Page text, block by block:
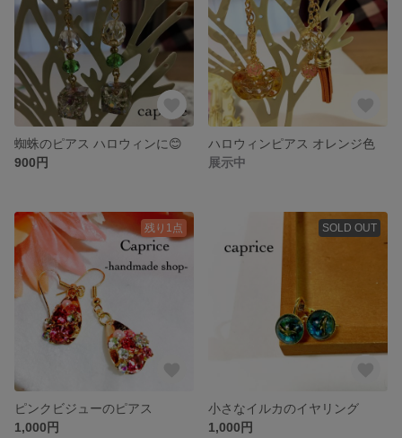
蜘蛛のピアス ハロウィンに😊
900円
ハロウィンピアス オレンジ色
展示中
残り1点
ピンクビジューのピアス
1,000円
SOLD OUT
小さなイルカのイヤリング
1,000円